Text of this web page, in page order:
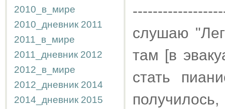
2010_в_мире
2010_дневник 2011
2011_в_мире
2011_дневник 2012
2012_в_мире
2012_дневник 2014
2014_дневник 2015
слушаю
там [в
стать